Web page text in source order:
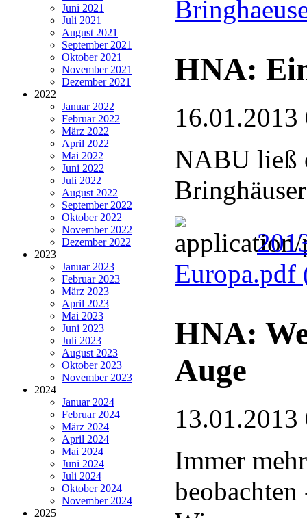
Juni 2021
Juli 2021
August 2021
September 2021
Oktober 2021
November 2021
Dezember 2021
2022
Januar 2022
Februar 2022
März 2022
April 2022
Mai 2022
Juni 2022
Juli 2022
August 2022
September 2022
Oktober 2022
November 2022
Dezember 2022
2023
Januar 2023
Februar 2023
März 2023
April 2023
Mai 2023
Juni 2023
Juli 2023
August 2023
Oktober 2023
November 2023
2024
Januar 2024
Februar 2024
März 2024
April 2024
Mai 2024
Juni 2024
Juli 2024
Oktober 2024
November 2024
2025
HNA:
16.01.2013
NABU ließ
Europa.pdf
HNA:
Auge
13.01.2013
Immer